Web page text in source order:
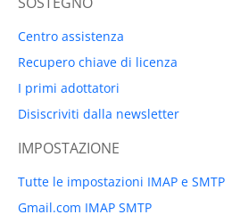
Centro assistenza
Recupero chiave di licenza
I primi adottatori
Disiscriviti dalla newsletter
IMPOSTAZIONE
Tutte le impostazioni IMAP e SMTP
Gmail.com IMAP SMTP